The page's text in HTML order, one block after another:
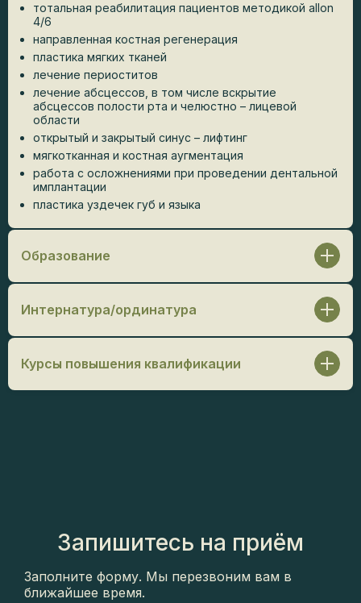
тотальная реабилитация пациентов методикой allon
4/6
направленная костная регенерация
пластика мягких тканей
лечение периоститов
лечение абсцессов, в том числе вскрытие
абсцессов полости рта и челюстно – лицевой
области
открытый и закрытый синус – лифтинг
мягкотканная и костная аугментация
работа с осложнениями при проведении дентальной
имплантации
пластика уздечек губ и языка
Образование
Московский государственный медико-
стоматологический университет имени А. И.
Евдокимова / Стоматология, 2023 г.
Интернатура/ординатура
Ординатура: МОНИКИ / Стоматология
Курсы повышения квалификации
Запишитесь на приём
Заполните форму. Мы перезвоним вам в
ближайшее время.